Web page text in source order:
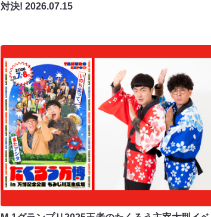
対決!2026.07.15